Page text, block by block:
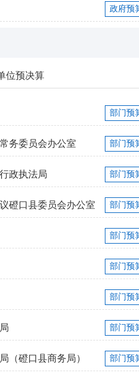
政府预
位预决算
部门预
务委员会办公室 部门预
政执法局 部门预
磴口县委员会办公室 部门预
部门预
部门预
部门预
部门预
（磴口县商务局） 部门预